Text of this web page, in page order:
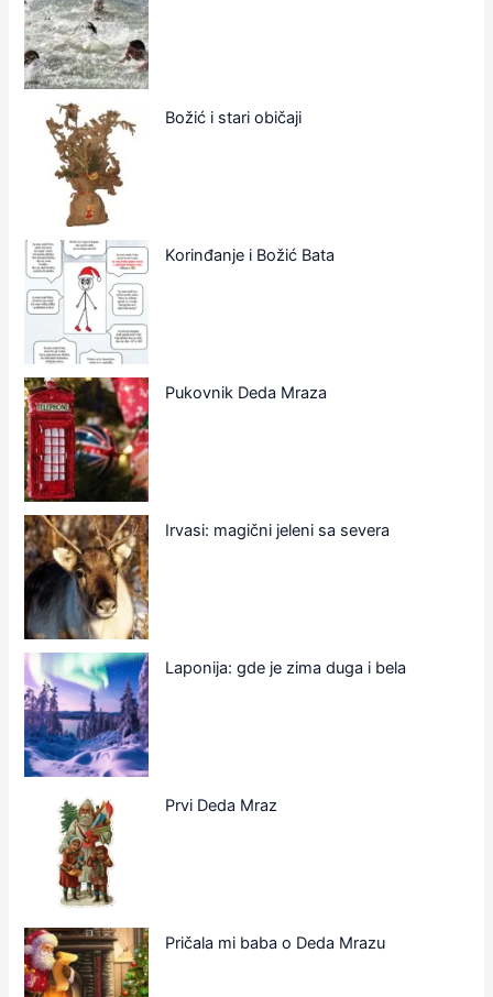
Božić i stari običaji
Korinđanje i Božić Bata
Pukovnik Deda Mraza
Irvasi: magični jeleni sa severa
Laponija: gde je zima duga i bela
Prvi Deda Mraz
Pričala mi baba o Deda Mrazu